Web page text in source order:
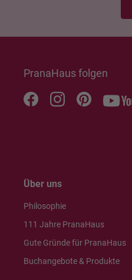
PranaHaus folgen
Über uns
Philosophie
111 Jahre PranaHaus
Gute Gründe für PranaHaus
Buchangebote & Produkte